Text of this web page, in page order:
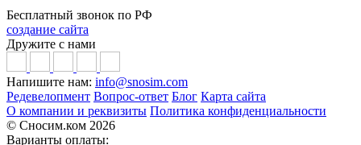
Бесплатный звонок по РФ
создание сайта
Дружите с нами
Напишите нам: info@snosim.com
Редевелопмент Вопрос-ответ Блог Карта сайта
О компании и реквизиты Политика конфиденциальности
© Сносим.ком 2026
Варианты оплаты: